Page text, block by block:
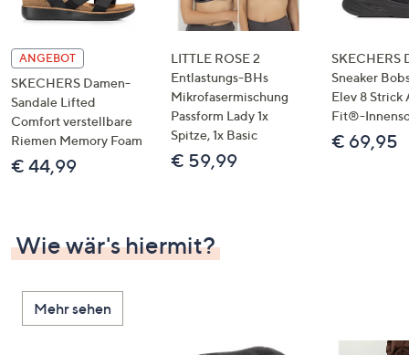
ANGEBOT
SKECHERS Damen-
Sandale Lifted
Comfort verstellbare
Riemen Memory Foam
€ 44,99
LITTLE ROSE 2
Entlastungs-BHs
Mikrofasermischung
Passform Lady 1x
Spitze, 1x Basic
€ 59,99
SKECHERS
Sneaker
Elev 8 Strick
Fit®-
€ 69,95
Wie wär's hiermit?
Mehr sehen